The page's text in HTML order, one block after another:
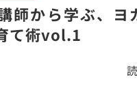
師から学ぶ、ヨ
て術vol.1